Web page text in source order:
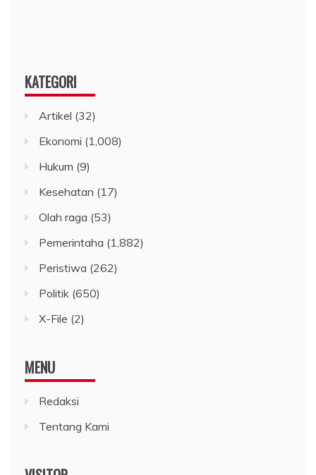
KATEGORI
Artikel (32)
Ekonomi (1,008)
Hukum (9)
Kesehatan (17)
Olah raga (53)
Pemerintaha (1,882)
Peristiwa (262)
Politik (650)
X-File (2)
MENU
Redaksi
Tentang Kami